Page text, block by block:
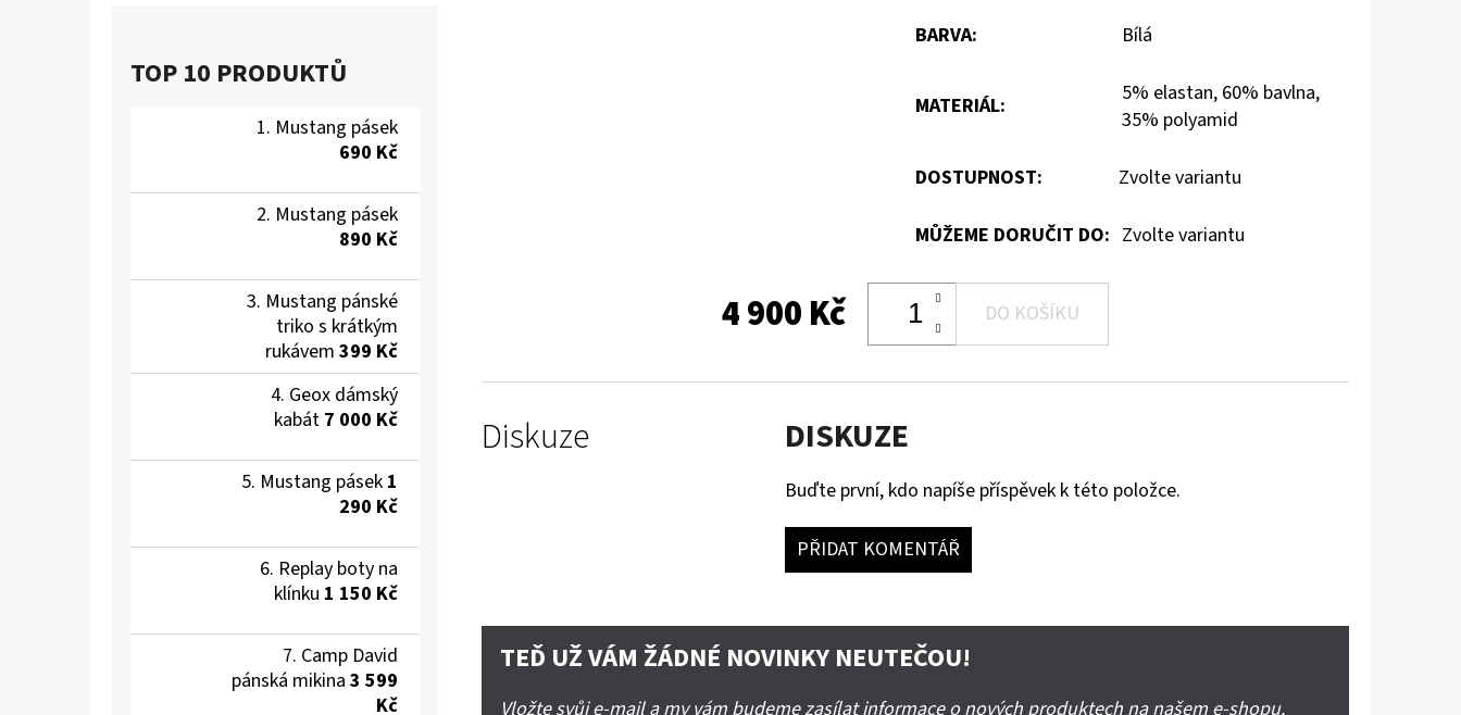
TOP 10 PRODUKTŮ
Mustang pásek
690 Kč
Mustang pásek
890 Kč
Mustang pánské
triko s krátkým
rukávem 399 Kč
Geox dámský
kabát 7 000 Kč
Mustang pásek 1
290 Kč
Replay boty na
klínku 1 150 Kč
Camp David
pánská mikina 3 599
Kč
BARVA: Bílá
MATERIÁL:
5% elastan, 60% bavlna,
35% polyamid
DOSTUPNOST: Zvolte variantu
MŮŽEME DORUČIT DO: Zvolte variantu
4 900 Kč DO KOŠÍKU
Diskuze DISKUZE
Buďte první, kdo napíše příspěvek k této položce.
PŘIDAT KOMENTÁŘ
TEĎ UŽ VÁM ŽÁDNÉ NOVINKY NEUTEČOU!
Vložte svůj e-mail a my vám budeme zasílat informace o nových produktech na našem e-shopu.